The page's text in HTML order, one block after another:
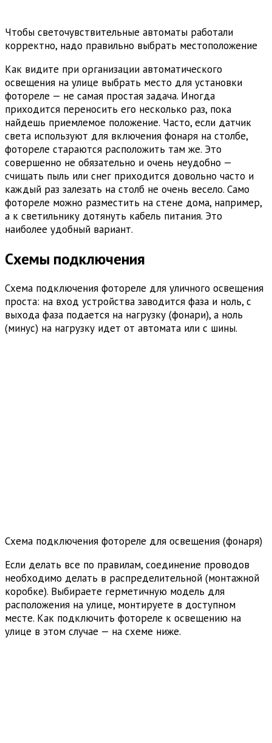
Чтобы светочувствительные автоматы работали
корректно, надо правильно выбрать местоположение
Как видите при организации автоматического
освещения на улице выбрать место для установки
фотореле — не самая простая задача. Иногда
приходится переносить его несколько раз, пока
найдешь приемлемое положение. Часто, если датчик
света используют для включения фонаря на столбе,
фотореле стараются расположить там же. Это
совершенно не обязательно и очень неудобно —
счищать пыль или снег приходится довольно часто и
каждый раз залезать на столб не очень весело. Само
фотореле можно разместить на стене дома, например,
а к светильнику дотянуть кабель питания. Это
наиболее удобный вариант.
Схемы подключения
Схема подключения фотореле для уличного освещения
проста: на вход устройства заводится фаза и ноль, с
выхода фаза подается на нагрузку (фонари), а ноль
(минус) на нагрузку идет от автомата или с шины.
Схема подключения фотореле для освещения (фонаря)
Если делать все по правилам, соединение проводов
необходимо делать в распределительной (монтажной
коробке). Выбираете герметичную модель для
расположения на улице, монтируете в доступном
месте. Как подключить фотореле к освещению на
улице в этом случае — на схеме ниже.